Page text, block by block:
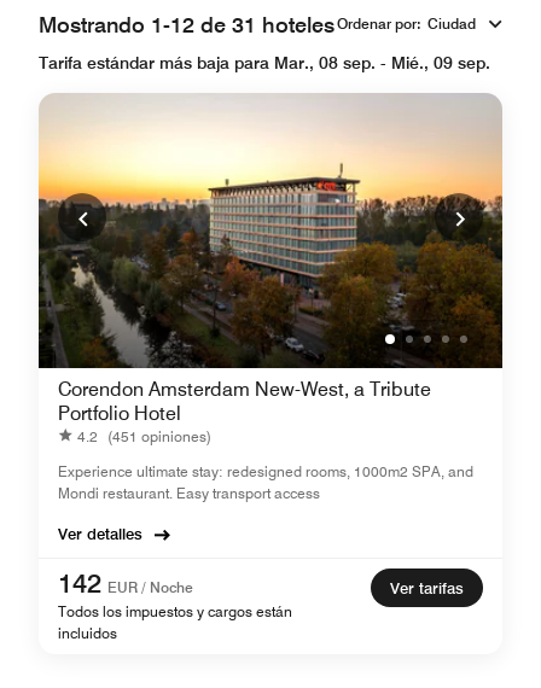
Mostrando 1-12 de 31 hotelesOrdenar por: Ciudad
Tarifa estándar más baja para Mar., 08 sep. - Mié., 09 sep.
Corendon Amsterdam New-West, a Tribute
Portfolio Hotel
4.2
(451 opiniones)
Experience ultimate stay: redesigned rooms, 1000m2 SPA, and
Mondi restaurant. Easy transport access
Ver detalles
142 EUR / Noche
Todos los impuestos y cargos están
incluidos
Ver tarifas